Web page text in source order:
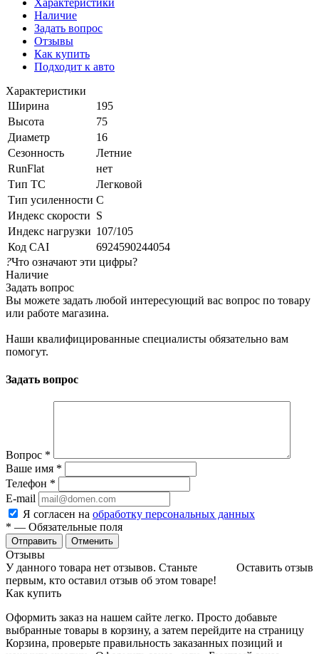
Наличие
Задать вопрос
Отзывы
Как купить
Подходит к авто
Характеристики
Ширина
195
Высота
75
Диаметр
16
Сезонность
Летние
RunFlat
нет
Тип ТС
Легковой
Тип усиленности C
Индекс скорости S
Индекс нагрузки 107/105
Код CAI
6924590244054
?Что означают эти цифры?
Наличие
Задать вопрос
Вы можете задать любой интересующий вас вопрос по товару
или работе магазина.
Наши квалифицированные специалисты обязательно вам
помогут.
Задать вопрос
Вопрос *
Ваше имя *
Телефон *
E-mail
Я согласен на обработку персональных данных
* — Обязательные поля
Отменить
Отзывы
Оставить отзыв
У данного товара нет отзывов. Станьте
первым, кто оставил отзыв об этом товаре!
Как купить
Оформить заказ на нашем сайте легко. Просто добавьте
выбранные товары в корзину, а затем перейдите на страницу
Корзина, проверьте правильность заказанных позиций и